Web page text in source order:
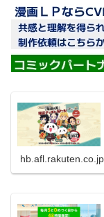
hb.afl.rakuten.co.jp